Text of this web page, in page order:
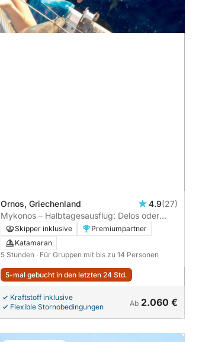
Ornos, Griechenland 4.9(27)
Mykonos – Halbtagesausflug: Delos oder
Rhenia & Strände
Skipper inklusive
Premiumpartner
Katamaran
5 Stunden · Für Gruppen mit bis zu 14 Personen
5-mal gebucht in den letzten 24 Std.
Kraftstoff inklusive
Flexible Stornobedingungen
Ab 2.060 €